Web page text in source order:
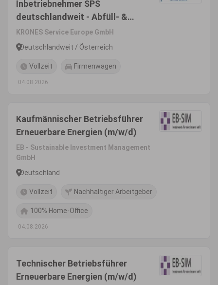
Inbetriebnehmer SPS
deutschlandweit - Abfüll- &
Verpackungsanlagen (m/w/d)
KRONES Service Europe GmbH
Deutschlandweit / Österreich
Vollzeit Firmenwagen
04.08.2026
Kaufmännischer Betriebsführer
Erneuerbare Energien (m/w/d)
EB - Sustainable Investment Management
GmbH
Deutschland
Vollzeit Nachhaltiger Arbeitgeber
100% Home-Office
04.08.2026
Technischer Betriebsführer
Erneuerbare Energien (m/w/d)